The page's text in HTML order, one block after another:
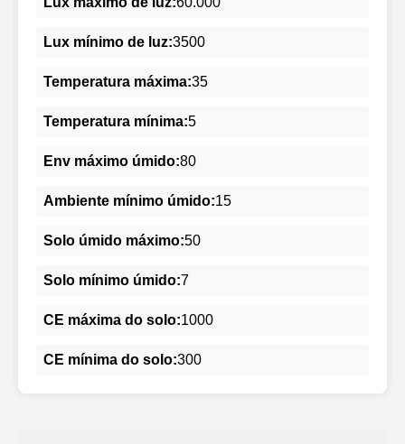
Lux mínimo de luz:3500
Temperatura máxima:35
Temperatura mínima:5
Env máximo úmido:80
Ambiente mínimo úmido:15
Solo úmido máximo:50
Solo mínimo úmido:7
CE máxima do solo:1000
CE mínima do solo:300